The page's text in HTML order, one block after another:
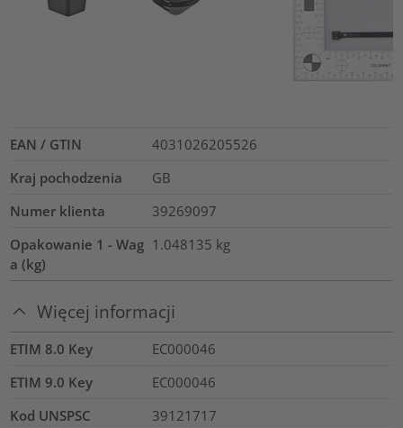
EAN / GTIN
4031026205526
Kraj pochodzenia
GB
Numer klienta
39269097
Opakowanie 1 - Wag
a (kg)
1.048135 kg
Więcej informacji
ETIM 8.0 Key
EC000046
ETIM 9.0 Key
EC000046
Kod UNSPSC
39121717